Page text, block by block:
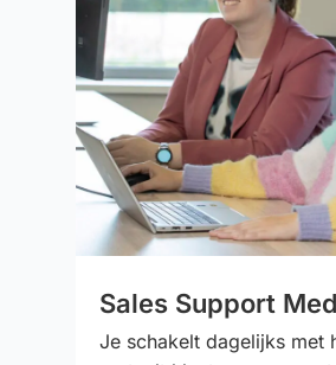
Sales Support
Je schakelt dagelijks met